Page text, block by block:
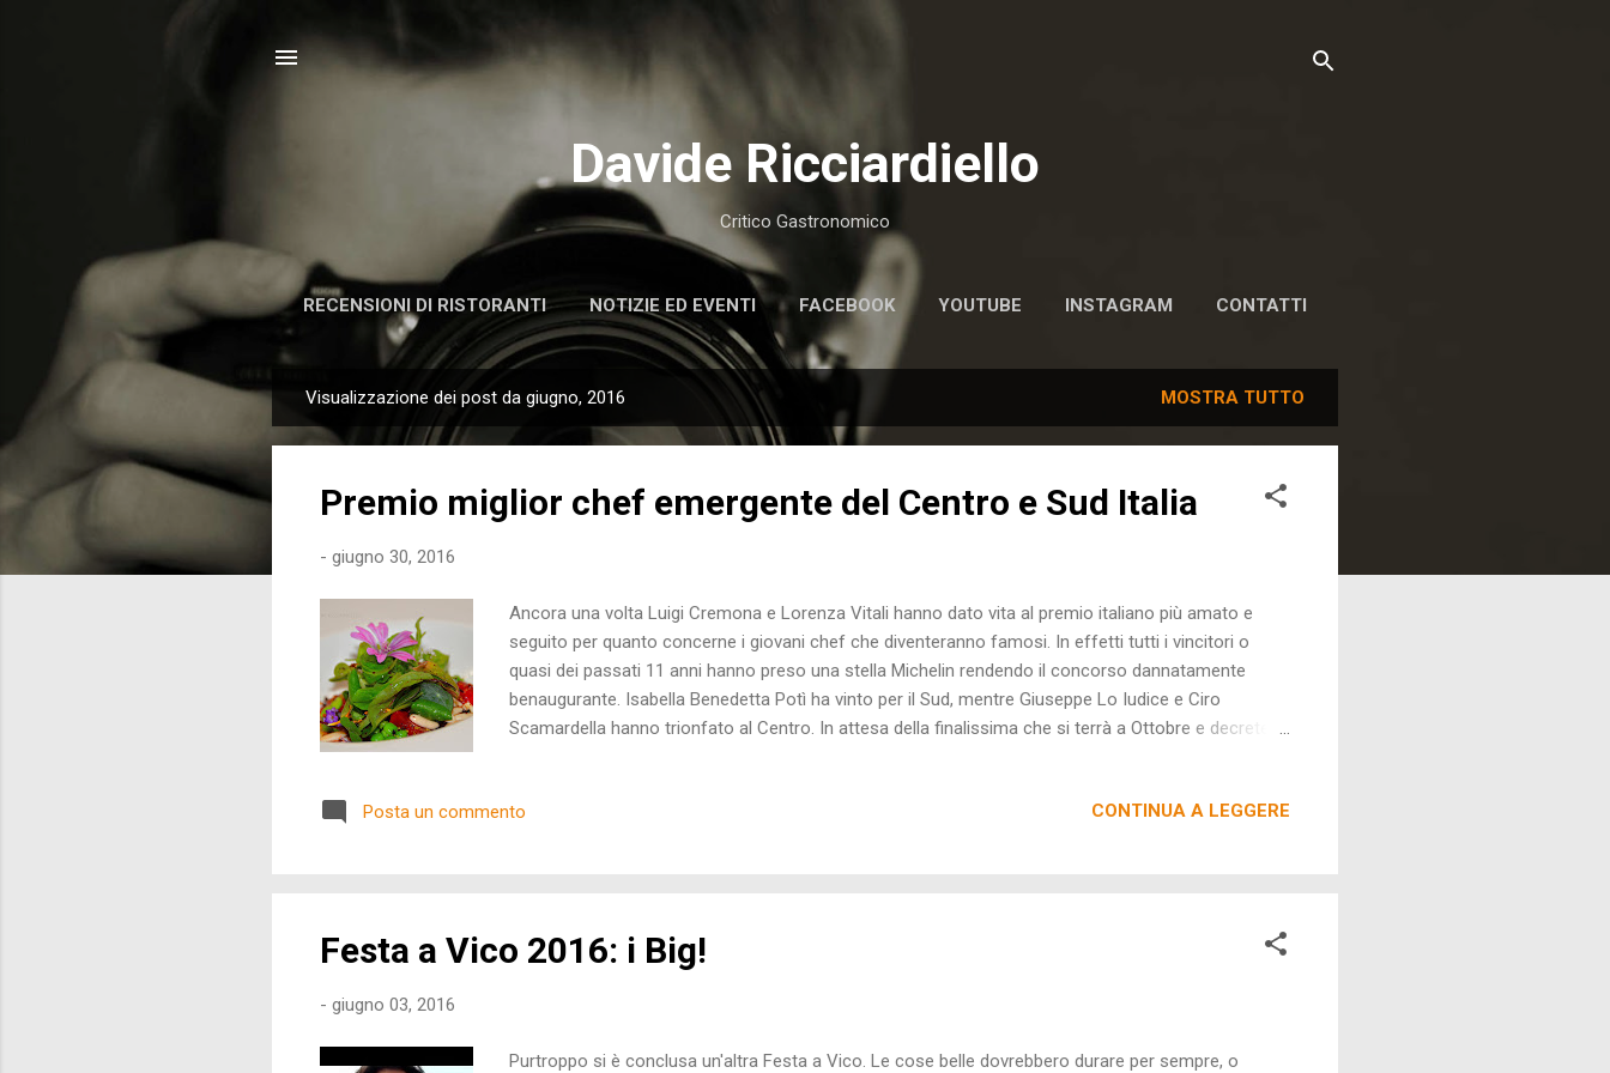
Davide Ricciardiello
Critico Gastronomico
RECENSIONI DI RISTORANTI NOTIZIE ED EVENTI FACEBOOK YOUTUBE INSTAGRAM CONTATTI
o
Visualizzazione dei post da giugno, 2016 MOSTRA TUTTO
Premio miglior chef emergente del Centro e Sud Italia
- giugno 30, 2016
Ancora una volta Luigi Cremona e Lorenza Vitali hanno dato vita al premio italiano più amato e
seguito per quanto concerne i giovani chef che diventeranno famosi. In effetti tutti i vincitori o
quasi dei passati 11 anni hanno preso una stella Michelin rendendo il concorso dannatamente
benaugurante. Isabella Benedetta Potì ha vinto per il Sud, mentre Giuseppe Lo Iudice e Ciro
Scamardella hanno trionfato al Centro. In attesa della finalissima che si terrà a Ottobre e decreterà
Posta un commento CONTINUA A LEGGERE
Festa a Vico 2016: i Big!
- giugno 03, 2016
Purtroppo si è conclusa un'altra Festa a Vico. Le cose belle dovrebbero durare per sempre, o